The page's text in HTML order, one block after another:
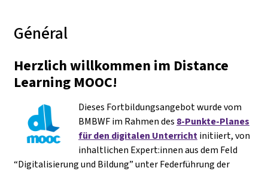
Général
Herzlich willkommen im Distance
Learning MOOC!
Dieses Fortbildungsangebot wurde vom
BMBWF im Rahmen des 8-Punkte-Planes
für den digitalen Unterrichtinitiiert, von
inhaltlichen Expert:innen aus dem Feld
“Digitalisierung und Bildung” unter Federführung der